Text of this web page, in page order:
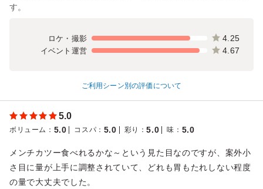
す。
ロケ・撮影 4.25
イベント運営 4.67
ご利用シーン別の評価について
5.0
ボリューム ： 5.0 コスパ ： 5.0 彩り ：5.0 味 ： 5.0
メンチカツー食べれるかな～という見た目なのですが、案外小
さ目に量が上手に調整されていて、どれも胃もたれしない程度
の量で大丈夫でした。